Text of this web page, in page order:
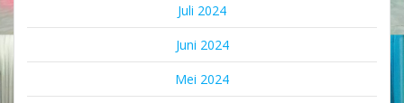
Juli 2024
Juni 2024
Mei 2024